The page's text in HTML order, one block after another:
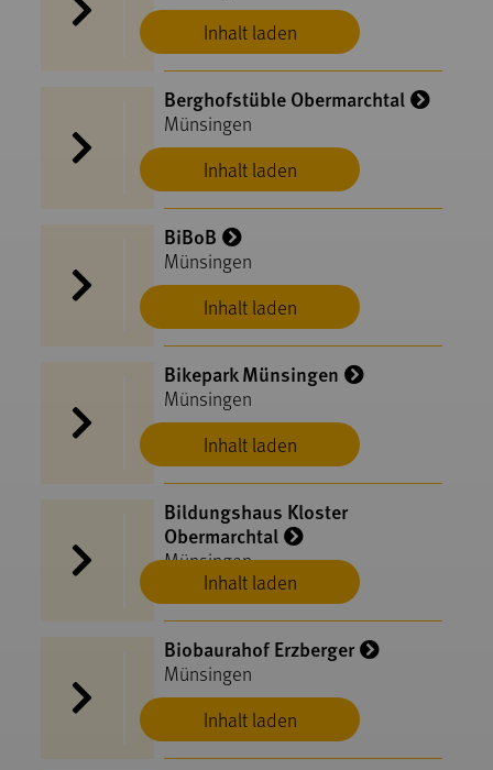
Inhalt laden
Inhalt laden
Berghofstüble Obermarchtal
Münsingen
Inhalt laden
BiBoB
Münsingen
Inhalt laden
Bikepark Münsingen
Münsingen
Inhalt laden
Bildungshaus Kloster
Obermarchtal
Münsingen
Inhalt laden
Biobaurahof Erzberger
Münsingen